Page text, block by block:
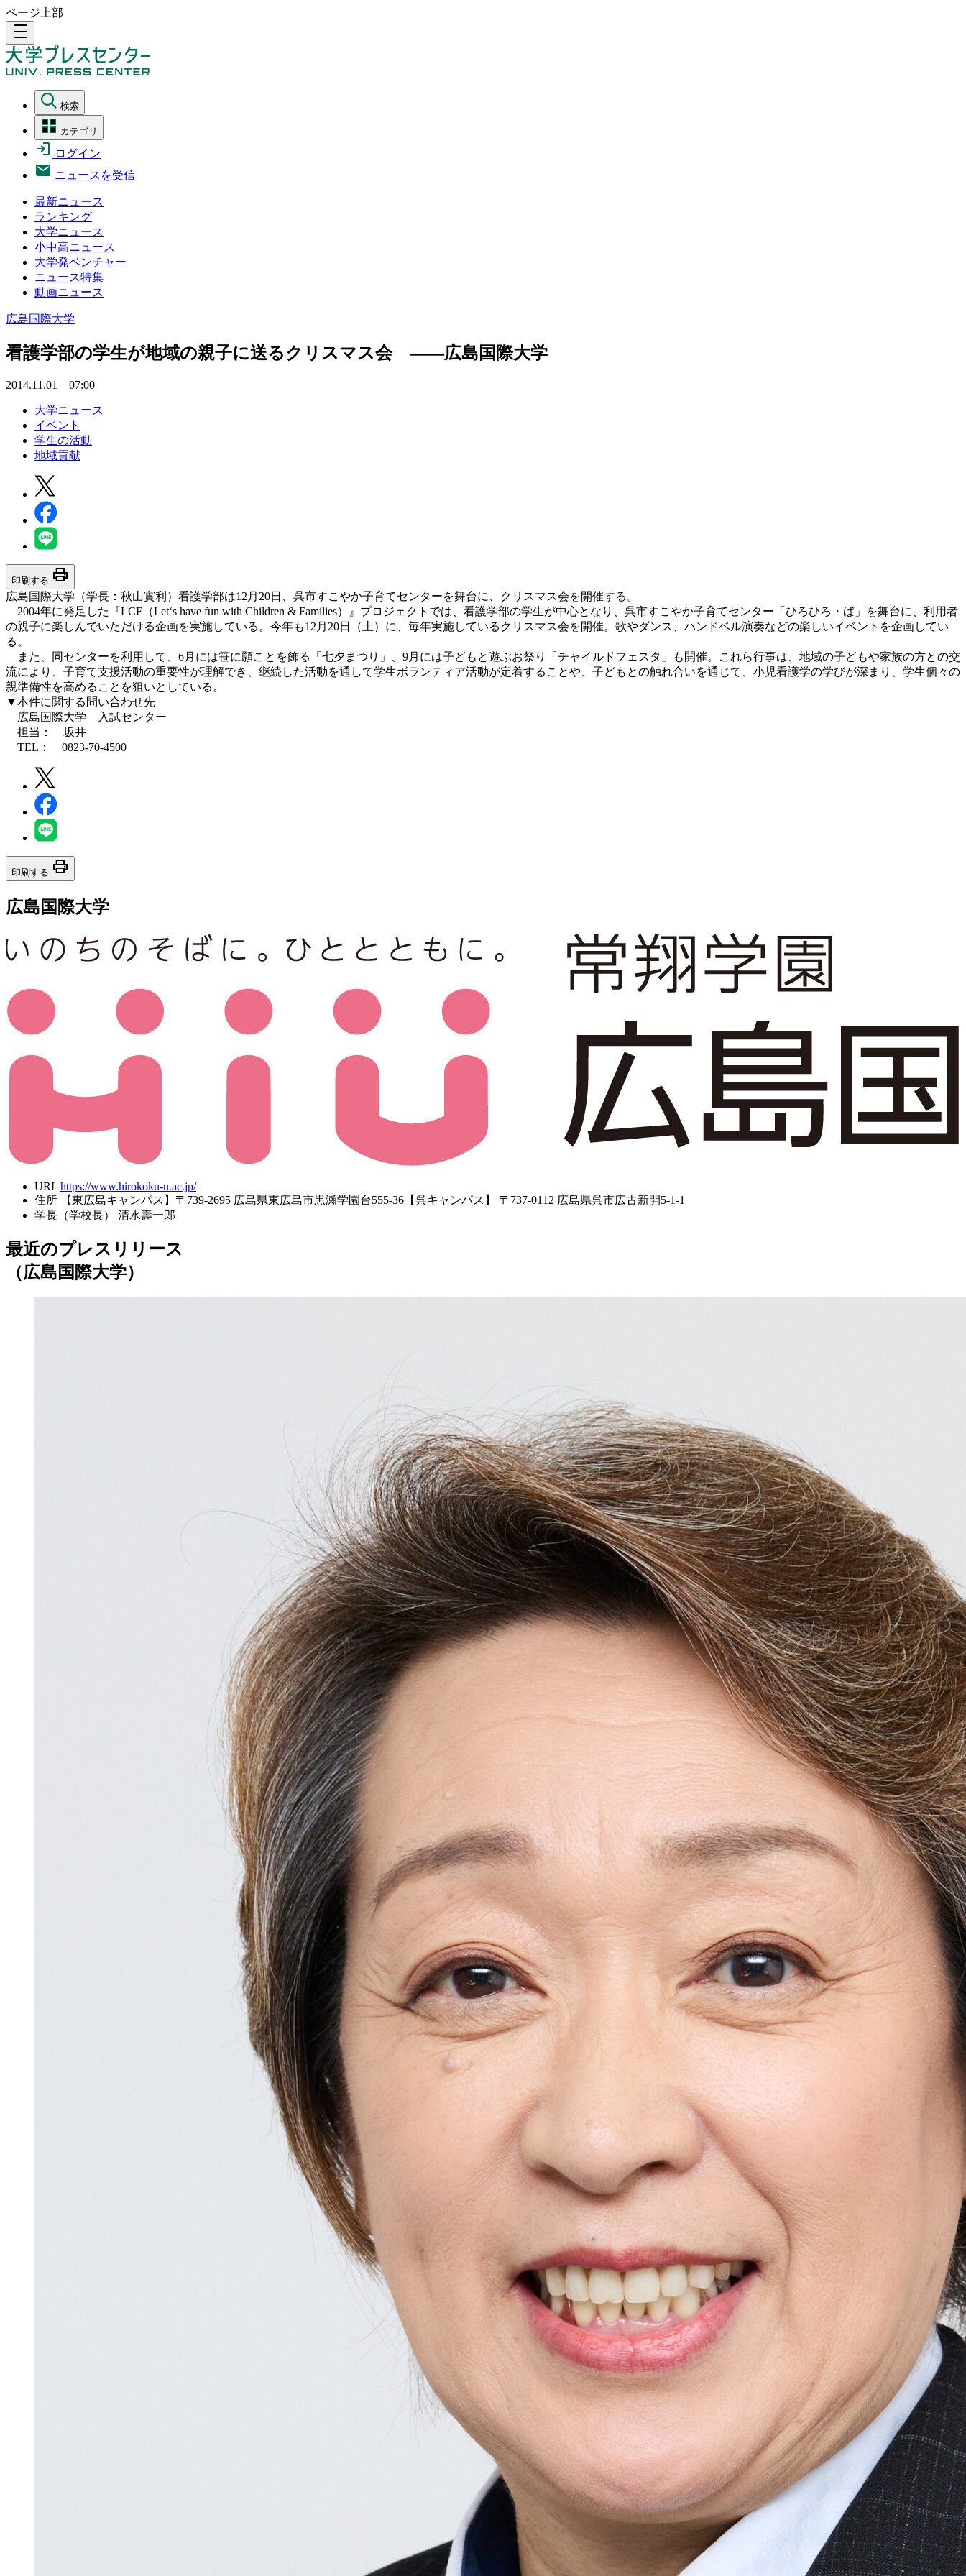
ページ上部
density_medium
検索
カテゴリ
ログイン
ニュースを受信
最新ニュース
ランキング
大学ニュース
小中高ニュース
大学発ベンチャー
ニュース特集
動画ニュース
広島国際大学
看護学部の学生が地域の親子に送るクリスマス会 ――広島国際大学
2014.11.01 07:00
大学ニュース
イベント
学生の活動
地域貢献
印刷する print
広島国際大学（学長：秋山實利）看護学部は12月20日、呉市すこやか子育てセンターを舞台に、クリスマス会を開催する。
2004年に発足した『LCF（Let‘s have fun with Children & Families）』プロジェクトでは、看護学部の学生が中心となり、呉市すこやか子育てセンター「ひろひろ・ば」を舞台に、利用者
の親子に楽しんでいただける企画を実施している。今年も12月20日（土）に、毎年実施しているクリスマス会を開催。歌やダンス、ハンドベル演奏などの楽しいイベントを企画してい
る。
また、同センターを利用して、6月には笹に願ことを飾る「七夕まつり」、9月には子どもと遊ぶお祭り「チャイルドフェスタ」も開催。これら行事は、地域の子どもや家族の方との交
流により、子育て支援活動の重要性が理解でき、継続した活動を通して学生ボランティア活動が定着することや、子どもとの触れ合いを通じて、小児看護学の学びが深まり、学生個々の
親準備性を高めることを狙いとしている。
▼本件に関する問い合わせ先
広島国際大学 入試センター
担当： 坂井
TEL： 0823-70-4500
印刷する print
広島国際大学
URL https://www.hirokoku-u.ac.jp/
住所
【東広島キャンパス】〒739-2695 広島県東広島市黒瀬学園台555-36【呉キャンパス】 〒737-0112 広島県呉市広古新開5-1-1
学長（学校長）
清水壽一郎
最近のプレスリリース
（広島国際大学）